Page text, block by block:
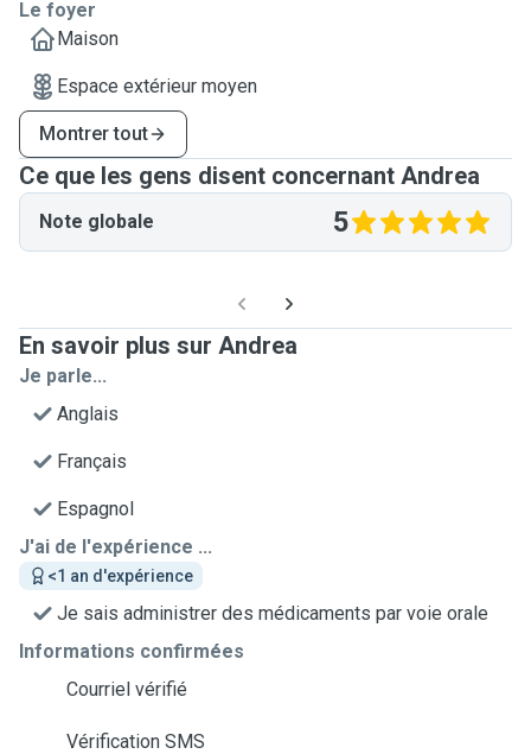
Le foyer
Maison
Espace extérieur moyen
Montrer tout
Ce que les gens disent concernant Andrea
Note globale 5
En savoir plus sur Andrea
Je parle...
Anglais
Français
Espagnol
J'ai de l'expérience ...
<1 an d'expérience
Je sais administrer des médicaments par voie orale
Informations confirmées
Courriel vérifié
Vérification SMS